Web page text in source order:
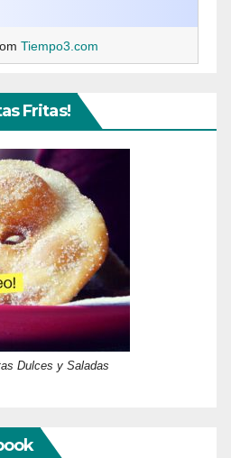
Tiempo3.com
Fritas!
Dulces y Saladas